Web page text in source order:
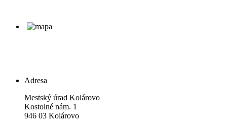
Adresa
Mestský úrad Kolárovo
Kostolné nám. 1
946 03 Kolárovo